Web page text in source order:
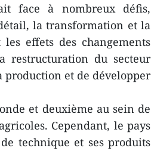
face à nombreux défis,
la transformation et la
effets des changements
restructuration du secteur
production et de développer
et deuxième au sein de
Cependant, le pays
technique et ses produits